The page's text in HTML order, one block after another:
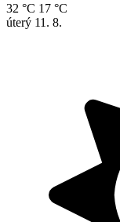
32 °C 17 °C
úterý 11. 8.